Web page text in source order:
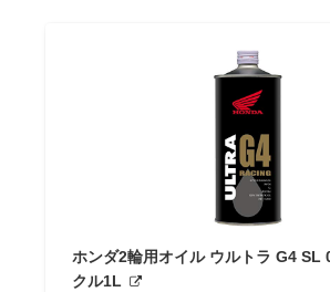
ホンダ2輪用オイル ウルトラ G4 SL
クル1L